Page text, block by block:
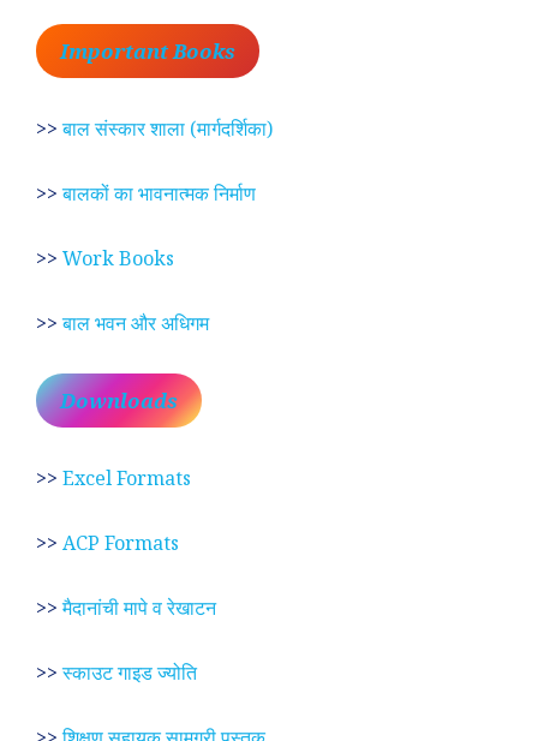
Important Books
>>बाल संस्कार शाला (मार्गदर्शिका)
>>बालकों का भावनात्मक निर्माण
>> Work Books
>>बाल भवन और अधिगम
Downloads
>> Excel Formats
>> ACP Formats
>>मैदानांची मापे व रेखाटन
>>स्काउट गाइड ज्योति